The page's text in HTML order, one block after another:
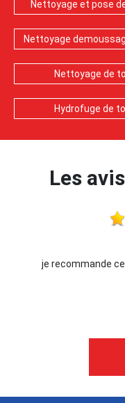
Nettoyage et pose
Nettoyage
Nettoyage de
Hydrofuge de
Les
je recommande